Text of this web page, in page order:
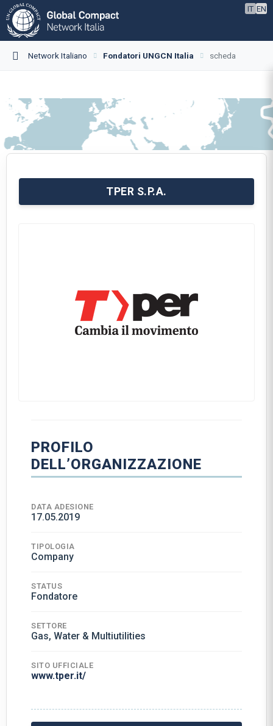
IT EN
Network Italiano Fondatori UNGCN Italia scheda
TPER S.P.A.
PROFILO
DELL’ORGANIZZAZIONE
DATA ADESIONE
17.05.2019
TIPOLOGIA
Company
STATUS
Fondatore
SETTORE
Gas, Water & Multiutilities
SITO UFFICIALE
www.tper.it/